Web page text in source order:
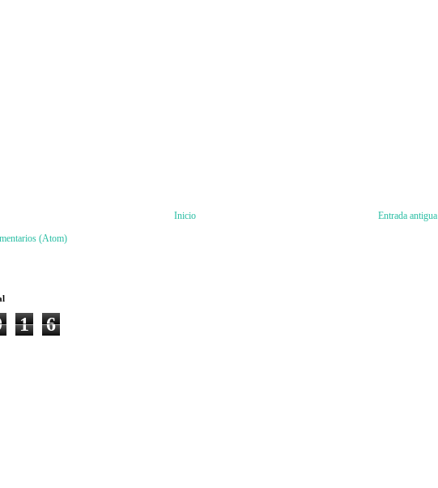
Entrada antigua
Inicio
(Atom)
1 6